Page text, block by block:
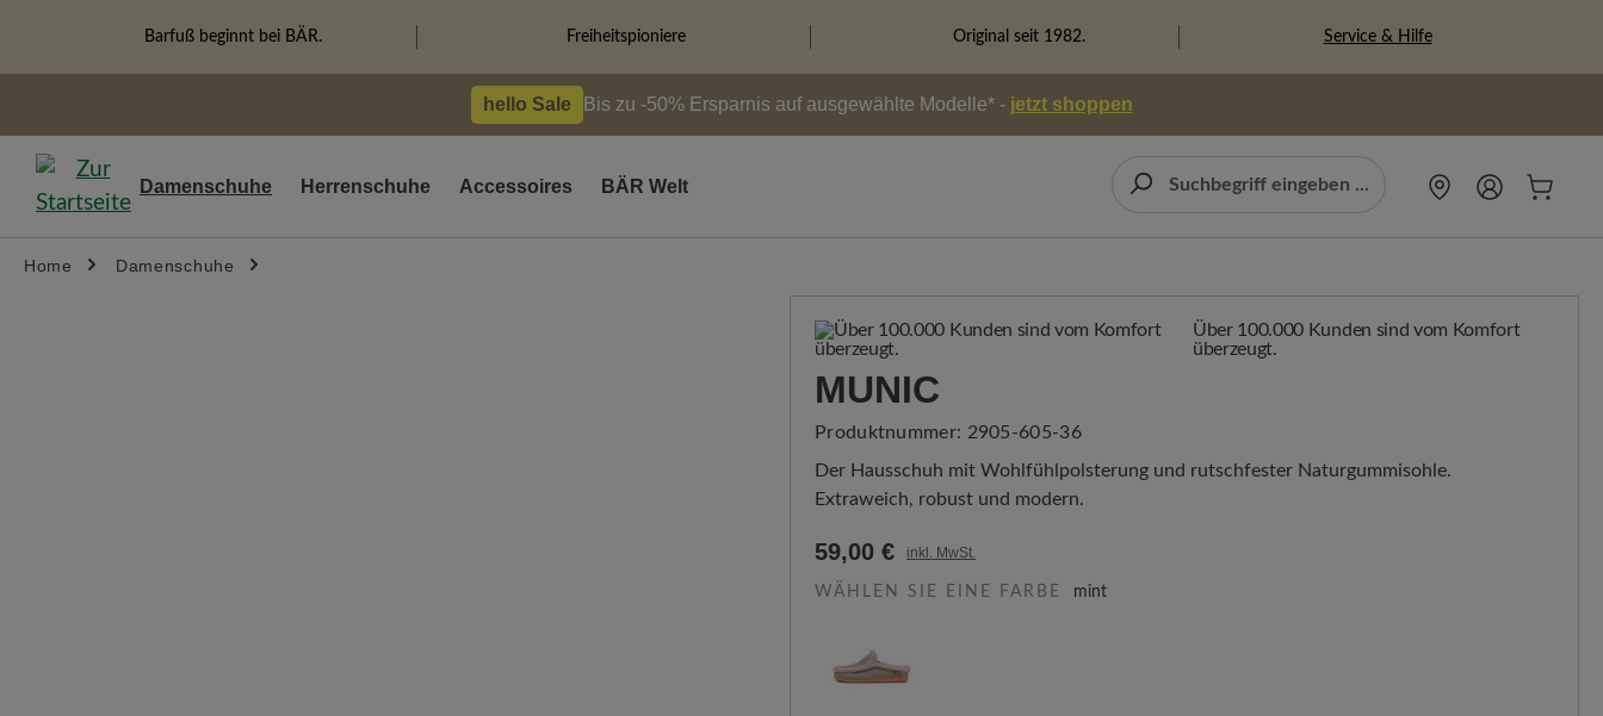
Zur Hauptnavigation springen
Barfuß beginnt bei BÄR. Freiheitspioniere Original seit 1982. Service & Hilfe
hello Sale Bis zu -50% Ersparnis auf ausgewählte Modelle* - jetzt shoppen
Damenschuhe Herrenschuhe Accessoires BÄR Welt
Home Damenschuhe
Über 100.000 Kunden sind vom Komfort
überzeugt.
MUNIC
Produktnummer: 2905-605-36
Der Hausschuh mit Wohlfühlpolsterung und rutschfester Naturgummisohle.
Extraweich, robust und modern.
59,00 € inkl. MwSt.
WÄHLEN SIE EINE FARBE mint